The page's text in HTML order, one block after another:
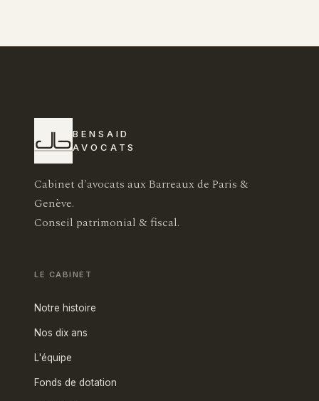
BENSAID
AVOCATS
Cabinet d'avocats aux Barreaux de Paris &
Genève.
Conseil patrimonial & fiscal.
LE CABINET
Notre histoire
Nos dix ans
L'équipe
Fonds de dotation